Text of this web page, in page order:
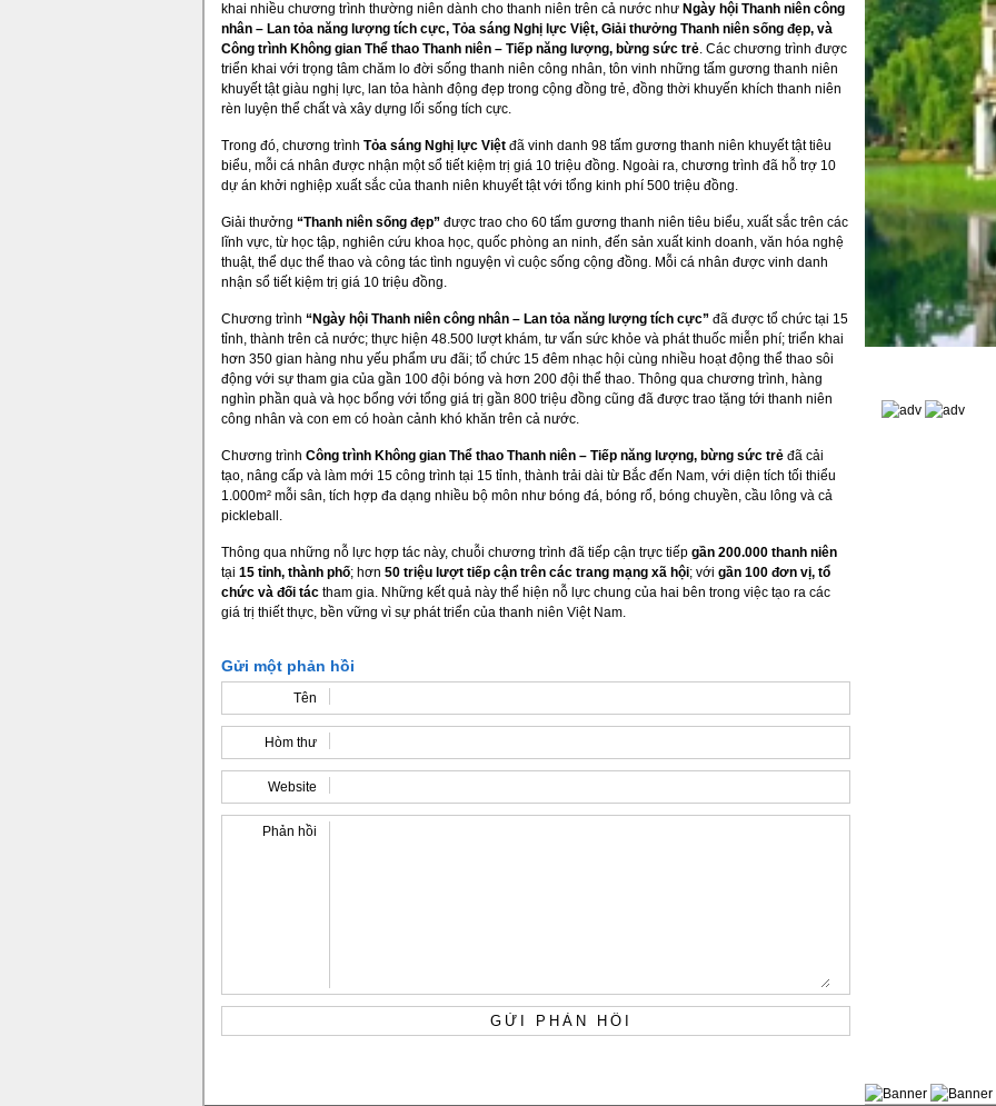
khai nhiều chương trình thường niên dành cho thanh niên trên cả nước như Ngày hội Thanh niên công
nhân – Lan tỏa năng lượng tích cực, Tỏa sáng Nghị lực Việt, Giải thưởng Thanh niên sống đẹp, và
Công trình Không gian Thể thao Thanh niên – Tiếp năng lượng, bừng sức trẻ. Các chương trình được
triển khai với trọng tâm chăm lo đời sống thanh niên công nhân, tôn vinh những tấm gương thanh niên
khuyết tật giàu nghị lực, lan tỏa hành động đẹp trong cộng đồng trẻ, đồng thời khuyến khích thanh niên
rèn luyện thể chất và xây dựng lối sống tích cực.
Trong đó, chương trình Tỏa sáng Nghị lực Việt đã vinh danh 98 tấm gương thanh niên khuyết tật tiêu
biểu, mỗi cá nhân được nhận một sổ tiết kiệm trị giá 10 triệu đồng. Ngoài ra, chương trình đã hỗ trợ 10
dự án khởi nghiệp xuất sắc của thanh niên khuyết tật với tổng kinh phí 500 triệu đồng.
Giải thưởng “Thanh niên sống đẹp” được trao cho 60 tấm gương thanh niên tiêu biểu, xuất sắc trên các
lĩnh vực, từ học tập, nghiên cứu khoa học, quốc phòng an ninh, đến sản xuất kinh doanh, văn hóa nghệ
thuật, thể dục thể thao và công tác tình nguyện vì cuộc sống cộng đồng. Mỗi cá nhân được vinh danh
nhận sổ tiết kiệm trị giá 10 triệu đồng.
Chương trình “Ngày hội Thanh niên công nhân – Lan tỏa năng lượng tích cực” đã được tổ chức tại 15
tỉnh, thành trên cả nước; thực hiện 48.500 lượt khám, tư vấn sức khỏe và phát thuốc miễn phí; triển khai
hơn 350 gian hàng nhu yếu phẩm ưu đãi; tổ chức 15 đêm nhạc hội cùng nhiều hoạt động thể thao sôi
động với sự tham gia của gần 100 đội bóng và hơn 200 đội thể thao. Thông qua chương trình, hàng
nghìn phần quà và học bổng với tổng giá trị gần 800 triệu đồng cũng đã được trao tặng tới thanh niên
công nhân và con em có hoàn cảnh khó khăn trên cả nước.
Chương trình Công trình Không gian Thể thao Thanh niên – Tiếp năng lượng, bừng sức trẻ đã cải
tạo, nâng cấp và làm mới 15 công trình tại 15 tỉnh, thành trải dài từ Bắc đến Nam, với diện tích tối thiểu
1.000m² mỗi sân, tích hợp đa dạng nhiều bộ môn như bóng đá, bóng rổ, bóng chuyền, cầu lông và cả
pickleball.
Thông qua những nỗ lực hợp tác này, chuỗi chương trình đã tiếp cận trực tiếp gần 200.000 thanh niên
tại 15 tỉnh, thành phố; hơn 50 triệu lượt tiếp cận trên các trang mạng xã hội; với gần 100 đơn vị, tổ
chức và đối tác tham gia. Những kết quả này thể hiện nỗ lực chung của hai bên trong việc tạo ra các
giá trị thiết thực, bền vững vì sự phát triển của thanh niên Việt Nam.
Gửi một phản hồi
Tên
Hòm thư
Website
Phản hồi